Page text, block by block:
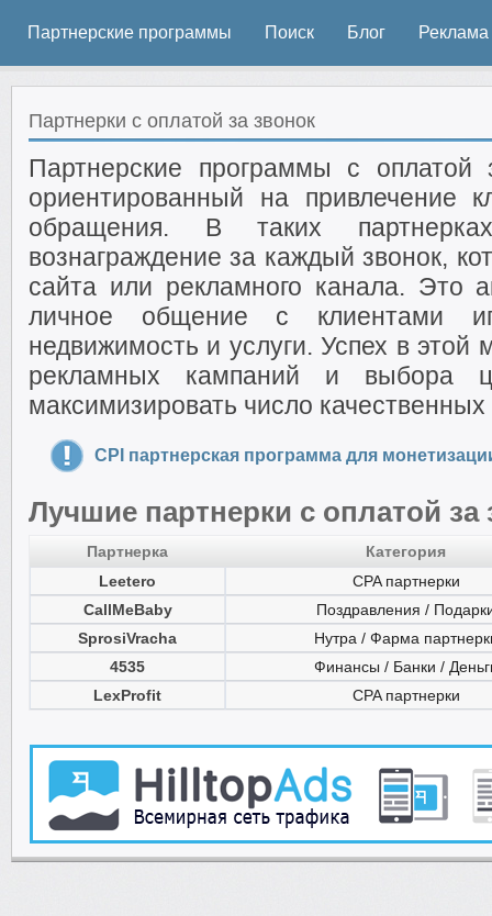
Партнерские программы Поиск Блог Реклама
Партнерки с оплатой за звонок
Партнерские программы с оплатой
ориентированный на привлечение
обращения. В таких
вознаграждение за каждый звонок,
сайта или рекламного канала. Это
личное общение с клиентами
недвижимость и услуги. Успех в этой
рекламных кампаний и выбора
максимизировать число
CPI партнерская программа для
Лучшие партнерки с оплатой за
Партнерка
Категория
Leetero
CPA партнерки
CallMeBaby
Поздравления /
SprosiVracha
Нутра / Фарма
4535
Финансы / Банки /
LexProfit
CPA партнерки